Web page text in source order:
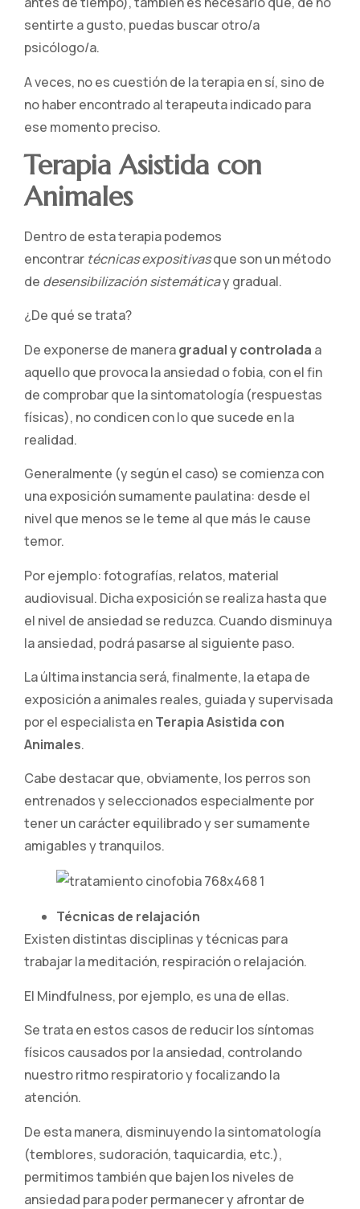
sentirte a gusto, puedas buscar otro/a
psicólogo/a.
A veces, no es cuestión de la terapia en sí, sino de
no haber encontrado al terapeuta indicado para
ese momento preciso.
Terapia Asistida con
Animales
Dentro de esta terapia podemos
encontrar técnicas expositivasque son un método
de desensibilización sistemáticay gradual.
¿De qué se trata?
De exponerse de maneragradual y controlada a
aquello que provoca la ansiedad o fobia, con el fin
de comprobar que la sintomatología (respuestas
físicas), no condicen con lo que sucede en la
realidad.
Generalmente (y según el caso) se comienza con
una exposición sumamente paulatina: desde el
nivel que menos se le teme al que más le cause
temor.
Por ejemplo: fotografías, relatos, material
audiovisual. Dicha exposición se realiza hasta que
el nivel de ansiedad se reduzca. Cuando disminuya
la ansiedad, podrá pasarse al siguiente paso.
La última instancia será, finalmente, la etapa de
exposición a animales reales, guiada y supervisada
por el especialista enTerapia Asistida con
Animales.
Cabe destacar que, obviamente, los perros son
entrenados y seleccionados especialmente por
tener un carácter equilibrado y ser sumamente
amigables y tranquilos.
Técnicas de relajación
Existen distintas disciplinas y técnicas para
trabajar la meditación, respiración o relajación.
El Mindfulness, por ejemplo, es una de ellas.
Se trata en estos casos de reducir los síntomas
físicos causados por la ansiedad, controlando
nuestro ritmo respiratorio y focalizando la
atención.
De esta manera, disminuyendo la sintomatología
(temblores, sudoración, taquicardia, etc.),
permitimos también que bajen los niveles de
ansiedad para poder permanecer y afrontar de